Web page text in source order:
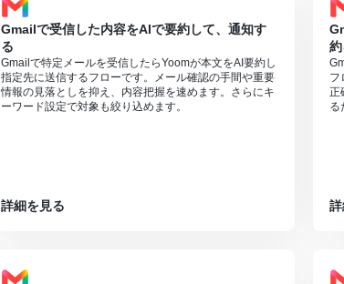
Gmailで受信した内容をAIで要約して、通知す
る
Gmailで特定メールを受信したらYoomが本文をAI要約し
指定先に送信するフローです。メール確認の手間や重要
情報の見落としを抑え、内容把握を速めます。さらにキ
ーワード設定で対象も絞り込めます。
詳細を見る
フ
正
る